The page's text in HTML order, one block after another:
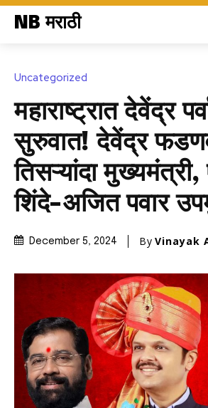
NB मराठी
Uncategorized
महाराष्ट्रात देवेंद्र
सुरुवात! देवेंद्र
तिसऱ्यांदा
शिंदे-अजित पवार
December 5, 2024 By Vinayak